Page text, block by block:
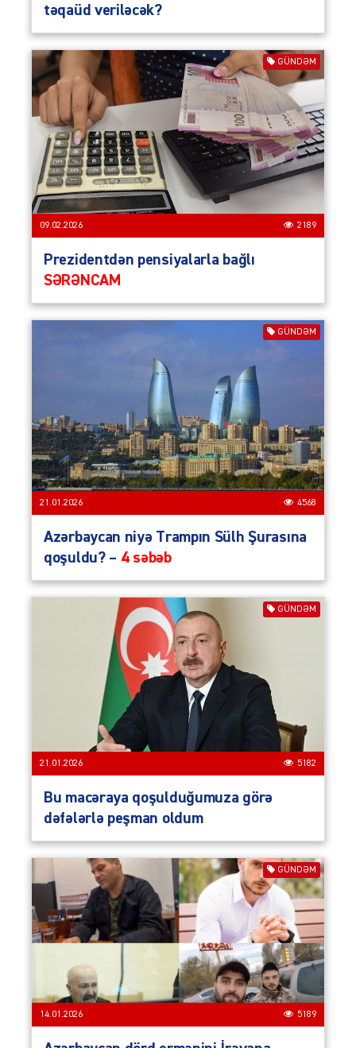
təqaüd veriləcək?
GÜNDƏM
09.02.2026 2189
Prezidentdən pensiyalarla bağlı
SƏRƏNCAM
GÜNDƏM
21.01.2026 4568
Azərbaycan niyə Trampın Sülh Şurasına
qoşuldu? – 4 səbəb
GÜNDƏM
21.01.2026 5182
Bu macəraya qoşulduğumuza görə
dəfələrlə peşman oldum
GÜNDƏM
14.01.2026 5189